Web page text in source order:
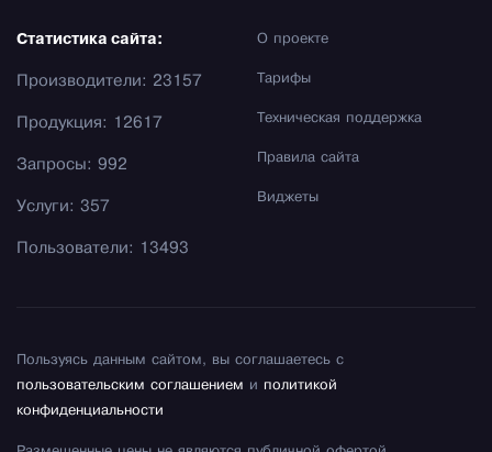
О проекте
Тарифы
Техническая поддержка
Правила сайта
Виджеты
Статистика сайта:
Производители: 23157
Продукция: 12617
Запросы: 992
Услуги: 357
Пользователи: 13493
Пользуясь данным сайтом, вы соглашаетесь с
пользовательским соглашением и политикой
конфиденциальности